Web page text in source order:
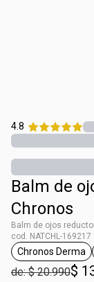
4.8
Balm de
Chronos
Balm de ojos
cod. NATCHL-169217
Chronos Derma
de: $ 20.990$